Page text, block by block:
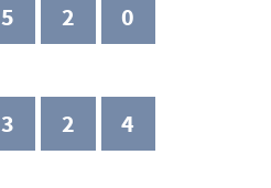
5 2 0
3 2 4